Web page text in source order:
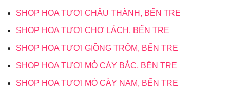
SHOP HOA TƯƠI CHÂU THÀNH, BẾN TRE
SHOP HOA TƯƠI CHỢ LÁCH, BẾN TRE
SHOP HOA TƯƠI GIỒNG TRÔM, BẾN TRE
SHOP HOA TƯƠI MỎ CÀY BẮC, BẾN TRE
SHOP HOA TƯƠI MỎ CÀY NAM, BẾN TRE